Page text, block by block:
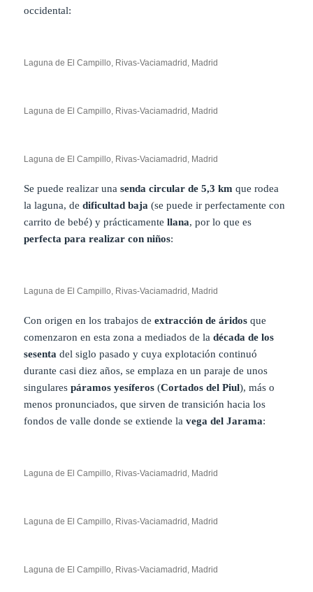
occidental:
Laguna de El Campillo, Rivas-Vaciamadrid, Madrid
Laguna de El Campillo, Rivas-Vaciamadrid, Madrid
Laguna de El Campillo, Rivas-Vaciamadrid, Madrid
Se puede realizar unasenda circular de 5,3 kmque rodea
la laguna, dedificultad baja (se puede ir perfectamente con
carrito de bebé) y prácticamentellana, por lo que es
perfecta para realizar con niños:
Laguna de El Campillo, Rivas-Vaciamadrid, Madrid
Con origen en los trabajos deextracción de áridos que
comenzaron en esta zona a mediados de la década de los
sesenta del siglo pasado y cuya explotación continuó
durante casi diez años, se emplaza en un paraje de unos
singularespáramos yesíferos(Cortados del Piul), más o
menos pronunciados, que sirven de transición hacia los
fondos de valle donde se extiende la vega del Jarama:
Laguna de El Campillo, Rivas-Vaciamadrid, Madrid
Laguna de El Campillo, Rivas-Vaciamadrid, Madrid
Laguna de El Campillo, Rivas-Vaciamadrid, Madrid